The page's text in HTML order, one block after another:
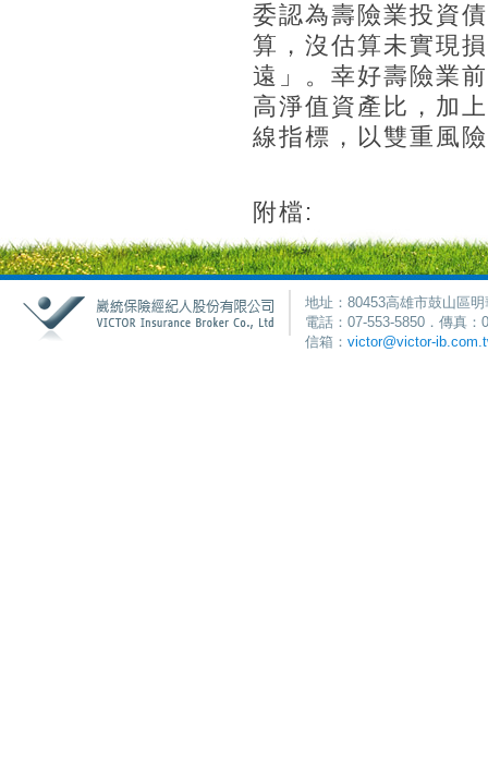
委認為壽險業投資
算，沒估算未實現
遠」。幸好壽險業
高淨值資產比，加
線指標，以雙重風
附檔:
地址：80453高雄市鼓山區
電話：07-553-5850．傳真
信箱： victor@victor-